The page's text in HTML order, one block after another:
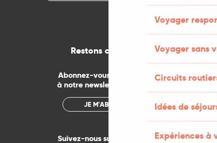
Voyager
Voyager sans
Circuits
Idées de
Expériences à
Restons connectés
Abonnez-vous gratuitement
à notre newsletter mensuelle
JE M'ABONNE
Suivez-nous sur les réseaux !